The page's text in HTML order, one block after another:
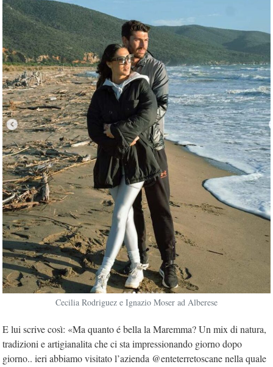
Cecilia Rodriguez e Ignazio Moser ad Alberese
E lui scrive così: «Ma quanto é bella la Maremma? Un mix di natura,
tradizioni e artigianalita che ci sta impressionando giorno dopo
giorno.. ieri abbiamo visitato l’azienda @enteterretoscane nella quale